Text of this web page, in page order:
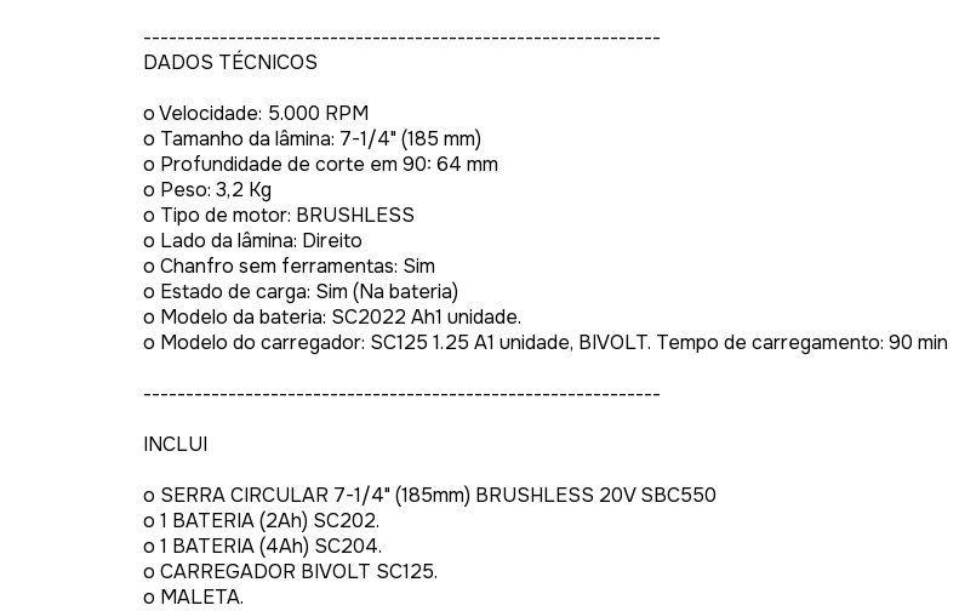
-------------------------------------------------------------
DADOS TÉCNICOS
o Velocidade: 5.000 RPM
o Tamanho da lâmina: 7-1/4" (185 mm)
o Profundidade de corte em 90: 64 mm
o Peso: 3,2 Kg
o Tipo de motor: BRUSHLESS
o Lado da lâmina: Direito
o Chanfro sem ferramentas: Sim
o Estado de carga: Sim (Na bateria)
o Modelo da bateria: SC2022 Ah1 unidade.
o Modelo do carregador: SC125 1.25 A1 unidade, BIVOLT. Tempo de carregamento: 90 min
-------------------------------------------------------------
INCLUI
o SERRA CIRCULAR 7-1/4" (185mm) BRUSHLESS 20V SBC550
o 1 BATERIA (2Ah) SC202.
o 1 BATERIA (4Ah) SC204.
o CARREGADOR BIVOLT SC125.
o MALETA.